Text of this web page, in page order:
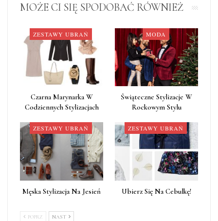
MOŻE CI SIĘ SPODOBAĆ RÓWNIEŻ
ZESTAWY UBRAŃ
Czarna Marynarka W
Codziennych Stylizacjach
MODA
Świąteczne Stylizacje W
Rockowym Stylu
ZESTAWY UBRAŃ
Męska Stylizacja Na Jesień
ZESTAWY UBRAŃ
Ubierz Się Na Cebulkę!
POPRZ NAST